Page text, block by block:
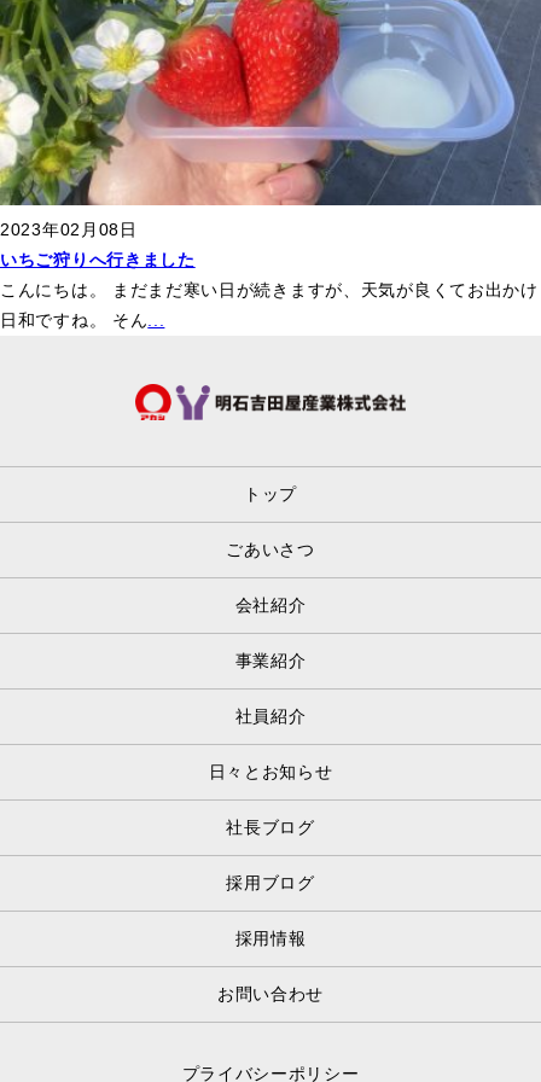
2023年02月08日
いちご狩りへ行きました
こんにちは。 まだまだ寒い日が続きますが、天気が良くてお出かけ
日和ですね。 そん
トップ
ごあいさつ
会社紹介
事業紹介
社員紹介
日々とお知らせ
社長ブログ
採用ブログ
採用情報
お問い合わせ
プライバシーポリシー